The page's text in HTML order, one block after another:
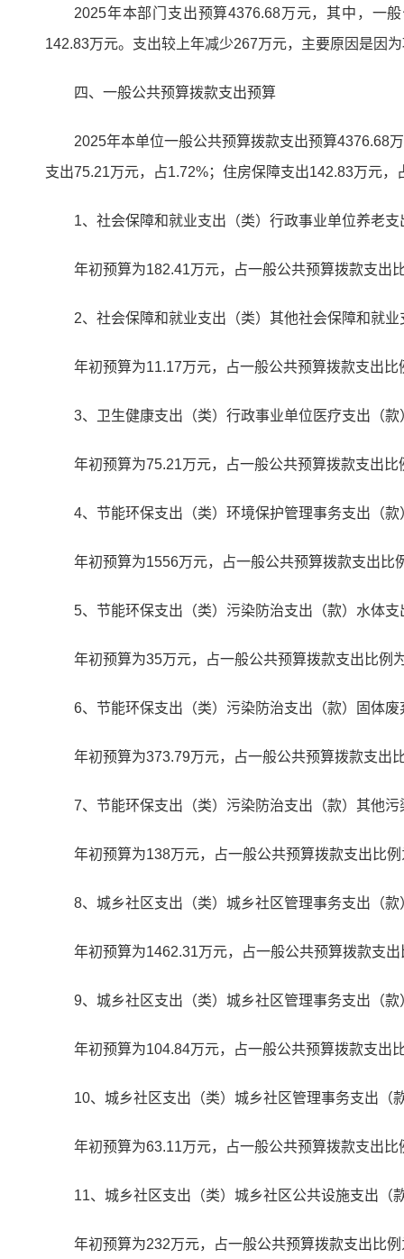
2025年本部门支出预算4376.68万元，其中，一
142.83万元。支出较上年减少267万元，主要原因是因
四、一般公共预算拨款支出预算
2025年本单位一般公共预算拨款支出预算4376.68
支出75.21万元，占1.72%；住房保障支出142.83万元，
1、社会保障和就业支出（类）行政事业单位养老
年初预算为182.41万元，占一般公共预算拨款支出
2、社会保障和就业支出（类）其他社会保障和就
年初预算为11.17万元，占一般公共预算拨款支出比
3、卫生健康支出（类）行政事业单位医疗支出（
年初预算为75.21万元，占一般公共预算拨款支出比
4、节能环保支出（类）环境保护管理事务支出（
年初预算为1556万元，占一般公共预算拨款支出比
5、节能环保支出（类）污染防治支出（款）水体支
年初预算为35万元，占一般公共预算拨款支出比例
6、节能环保支出（类）污染防治支出（款）固体
年初预算为373.79万元，占一般公共预算拨款支出
7、节能环保支出（类）污染防治支出（款）其他
年初预算为138万元，占一般公共预算拨款支出比
8、城乡社区支出（类）城乡社区管理事务支出（
年初预算为1462.31万元，占一般公共预算拨款支
9、城乡社区支出（类）城乡社区管理事务支出（
年初预算为104.84万元，占一般公共预算拨款支出
10、城乡社区支出（类）城乡社区管理事务支出（
年初预算为63.11万元，占一般公共预算拨款支出比
11、城乡社区支出（类）城乡社区公共设施支出（
年初预算为232万元，占一般公共预算拨款支出比